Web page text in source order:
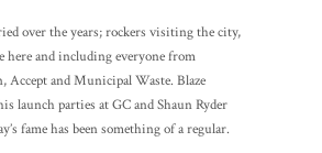
over the years; rockers visiting the city,
here and including everyone from
Accept and Municipal Waste. Blaze
launch parties at GC and Shaun Ryder
fame has been something of a regular.